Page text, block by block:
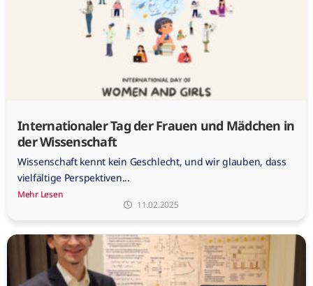
Internationaler Tag der Frauen und Mädchen in
der Wissenschaft
Wissenschaft kennt kein Geschlecht, und wir glauben, dass
vielfältige Perspektiven...
Mehr Lesen
11.02.2025